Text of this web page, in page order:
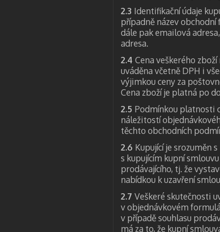
2.3 Identifikační údaje
případně název
dále pak emailová
adresa.
2.4Cena veškerého
uváděna včetně DPH i
výjimkou ceny za
Cena zboží je platná po
2.5 Podmínkou platnosti
náležitostí
těchto obchodních
2.6 Kupující je srozuměn
s kupujícím kupní
prodávajícího, tj. že
nabídkou k uzavření
2.7Veškeré skutečnosti
v objednávkovém
v případě souhlasu
má za to, že kupní